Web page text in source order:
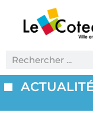
ACTUALITÉ